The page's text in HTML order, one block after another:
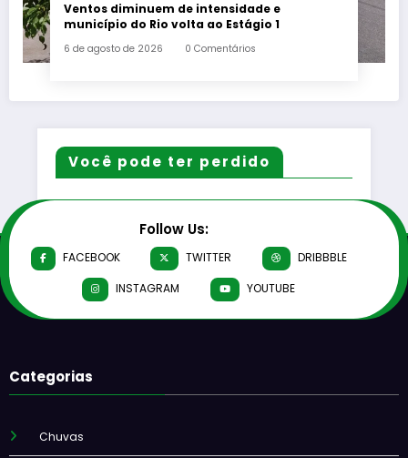
Ventos diminuem de intensidade e
município do Rio volta ao Estágio 1
6 de agosto de 2026 0 Comentários
Você pode ter perdido
Follow Us:
FACEBOOK TWITTER
DRIBBBLE
INSTAGRAM
YOUTUBE
Categorias
Chuvas